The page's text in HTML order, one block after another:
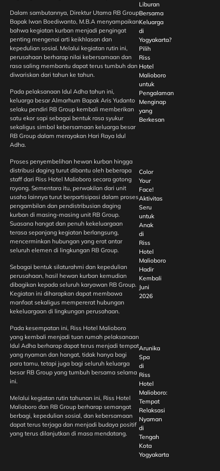
Dalam sambutannya, Direktur Utama RB Group
Bapak Iwan Boediwanto, M.B.A menyampaikan
bahwa kegiatan kurban menjadi pengingat
penting mengenai arti keikhlasan dan
kepedulian sosial. Melalui kegiatan rutin ini,
perusahaan berharap nilai kebersamaan dan
rasa saling membantu dapat terus tumbuh dan
diwariskan dari tahun ke tahun.
Pada pelaksanaan Idul Adha tahun ini,
keluarga besar Almarhum Bapak Aris Yudanto
selaku pendiri RB Group kembali memberikan
satu ekor sapi sebagai bentuk rasa syukur
sekaligus simbol kebersamaan keluarga besar
RB Group dalam merayakan Hari Raya Idul
Adha.
Proses penyembelihan hewan kurban hingga
distribusi daging turut dibantu oleh beberapa
staff dari Riss Hotel Malioboro secara gotong
royong. Sementara itu, perwakilan dari unit
usaha lainnya turut berpartisipasi dalam proses
pengambilan dan pendistribusian daging
kurban di masing-masing unit RB Group.
Suasana hangat dan penuh kekeluargaan
terasa sepanjang kegiatan berlangsung,
mencerminkan hubungan yang erat antar
seluruh elemen di lingkungan RB Group.
Sebagai bentuk silaturahmi dan kepedulian
perusahaan, hasil hewan kurban kemudian
dibagikan kepada seluruh karyawan RB Group.
Kegiatan ini diharapkan dapat membawa
manfaat sekaligus mempererat hubungan
kekeluargaan di lingkungan perusahaan.
Pada kesempatan ini, Riss Hotel Malioboro
yang kembali menjadi tuan rumah pelaksanaan
Idul Adha berharap dapat terus menjadi tempat
yang nyaman dan hangat, tidak hanya bagi
para tamu, tetapi juga bagi seluruh keluarga
besar RB Group yang tumbuh bersama selama
ini.
Melalui kegiatan rutin tahunan ini, Riss Hotel
Malioboro dan RB Group berharap semangat
berbagi, kepedulian sosial, dan kebersamaan
dapat terus terjaga dan menjadi budaya positif
yang terus dilanjutkan di masa mendatang.
Liburan
Bersama
Keluarga
di
Yogyakarta?
Pilih
Riss
Hotel
Malioboro
untuk
Pengalaman
Menginap
yang
Berkesan
Color
Your
Face!
Aktivitas
Seru
untuk
Anak
di
Riss
Hotel
Malioboro
Hadir
Kembali
Juni
2026
Arunika
Spa
di
Riss
Hotel
Malioboro:
Tempat
Relaksasi
Nyaman
di
Tengah
Kota
Yogyakarta